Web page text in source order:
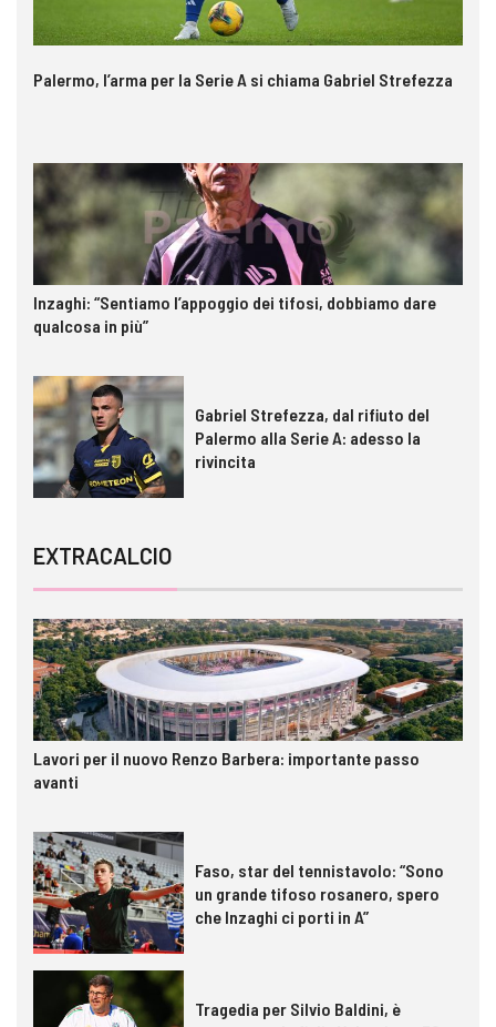
Palermo, l’arma per la Serie A si chiama Gabriel Strefezza
Inzaghi: “Sentiamo l’appoggio dei tifosi, dobbiamo dare
qualcosa in più”
Gabriel Strefezza, dal rifiuto del
Palermo alla Serie A: adesso la
rivincita
EXTRACALCIO
Lavori per il nuovo Renzo Barbera: importante passo
avanti
Faso, star del tennistavolo: “Sono
un grande tifoso rosanero, spero
che Inzaghi ci porti in A”
Tragedia per Silvio Baldini, è